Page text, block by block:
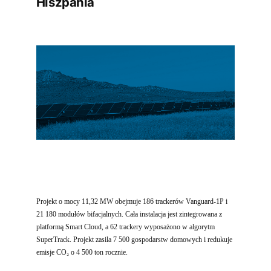
Projekt o mocy 11,32 MW obejmuje 186 trackerów Vanguard-1P i
21 180 modułów bifacjalnych. Cała instalacja jest zintegrowana z
platformą Smart Cloud, a 62 trackery wyposażono w algorytm
SuperTrack. Projekt zasila 7 500 gospodarstw domowych i redukuje
emisje CO₂ o 4 500 ton rocznie.